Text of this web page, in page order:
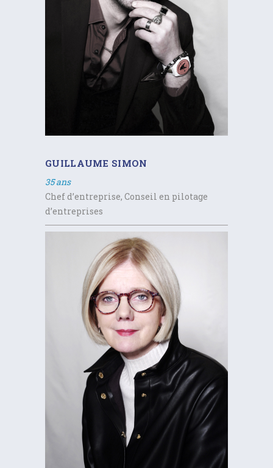
GUILLAUME SIMON
35 ans
Chef d’entreprise, Conseil en pilotage
d’entreprises